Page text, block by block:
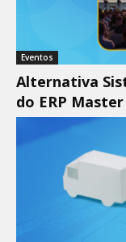
Eventos
Alternativa
do ERP